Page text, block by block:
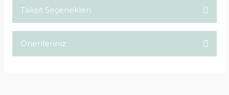
Taksit Seçenekleri
Önerileriniz